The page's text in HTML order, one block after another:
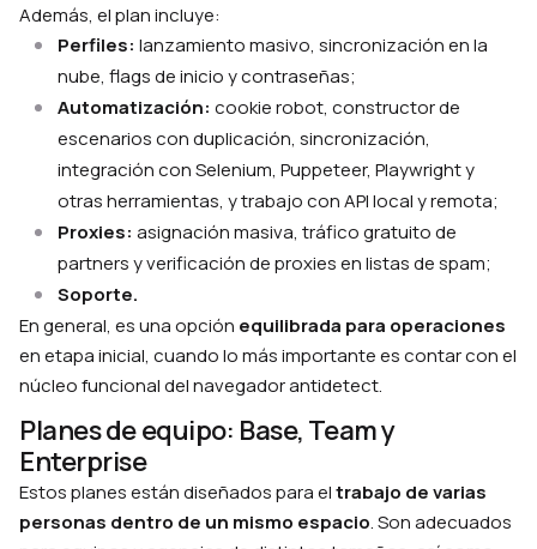
Además, el plan incluye:
Perfiles: lanzamiento masivo, sincronización en la
nube, flags de inicio y contraseñas;
Automatización: cookie robot, constructor de
escenarios con duplicación, sincronización,
integración con Selenium, Puppeteer, Playwright y
otras herramientas, y trabajo con API local y remota;
Proxies: asignación masiva, tráfico gratuito de
partners y verificación de proxies en listas de spam;
Soporte.
En general, es una opción equilibrada para operaciones
en etapa inicial, cuando lo más importante es contar con el
núcleo funcional del navegador antidetect.
Planes de equipo: Base, Team y
Enterprise
Estos planes están diseñados para eltrabajo de varias
personas dentro de un mismo espacio. Son adecuados